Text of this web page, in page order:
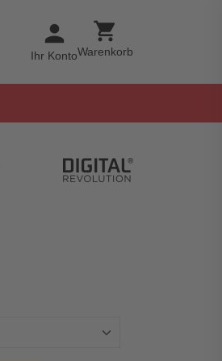
person
Ihr Konto
shopping_cart
Warenkorb